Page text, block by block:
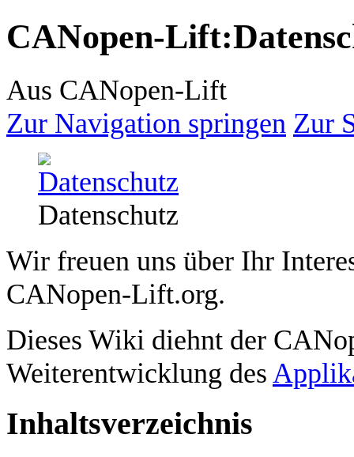
CANopen-Lift:
Aus CANopen-Lift
Zur Navigation springen Zur
Datenschutz
Wir freuen uns über Ihr
CANopen-Lift.org.
Dieses Wiki diehnt der
Weiterentwicklung des
Inhaltsverzeichnis